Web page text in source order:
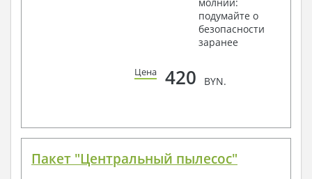
подумайте о
безопасности
заранее
Цена 420 BYN.
Пакет "Центральный пылесос"